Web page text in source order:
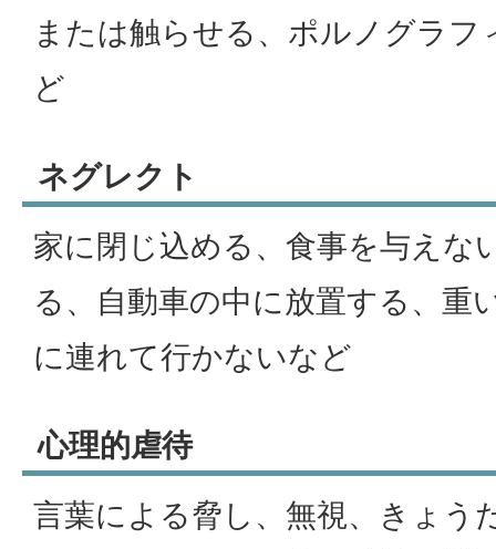
または触らせる、ポルノグラフ
ど
ネグレクト
家に閉じ込める、食事を与えな
る、自動車の中に放置する、重
に連れて行かないなど
心理的虐待
言葉による脅し、無視、きょう